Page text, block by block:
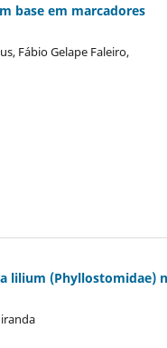
base em marcadores
Fábio Gelape Faleiro,
lilium (Phyllostomidae)